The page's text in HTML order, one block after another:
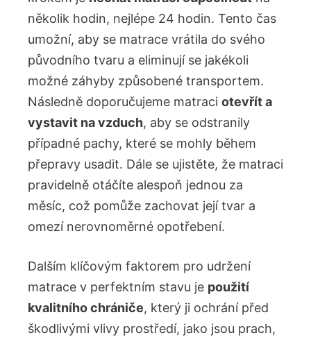
několik hodin, nejlépe 24 hodin. Tento čas
umožní, aby se matrace vrátila do svého
původního tvaru a eliminují se jakékoli
možné záhyby způsobené transportem.
Následně doporučujeme matraci otevřít a
vystavit na vzduch, aby se odstranily
případné pachy, které se mohly během
přepravy usadit. Dále se ujistěte, že matraci
pravidelně otáčíte alespoň jednou za
měsíc, což pomůže zachovat její tvar a
omezí nerovnoměrné opotřebení.
Dalším klíčovým faktorem pro udržení
matrace v perfektním stavu je použití
kvalitního chrániče, který ji ochrání před
škodlivými vlivy prostředí, jako jsou prach,